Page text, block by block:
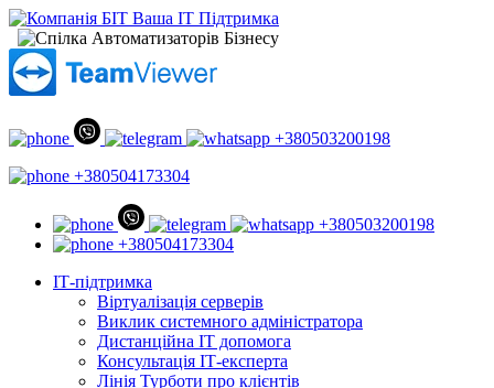
+380503200198
+380504173304
+380503200198
+380504173304
ІТ-підтримка
Віртуалізація серверів
Виклик системного адміністратора
Дистанційна ІТ допомога
Консультація ІТ-експерта
Лінія Турботи про клієнтів